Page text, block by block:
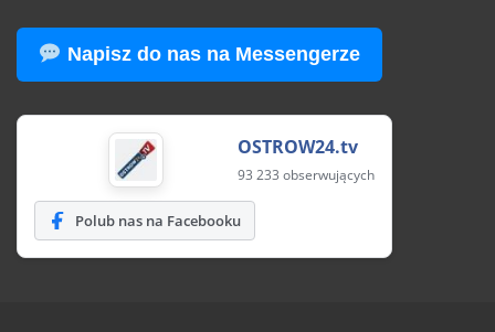
Napisz do nas na Messengerze
OSTROW24.tv
93 233 obserwujących
Polub nas na Facebooku